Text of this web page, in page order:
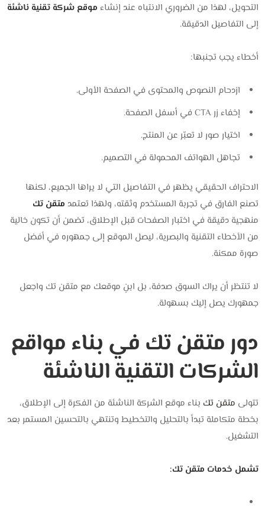
التحويل، لهذا من الضروري الانتباه عند إنشاء موقع شركة تقنية ناشئة
إلى التفاصيل الدقيقة.
أخطاء يجب تجنبها:
ازدحام النصوص والمحتوى في الصفحة الأولى.
إخفاء زر CTA في أسفل الصفحة.
اختيار صور لا تعبّر عن المنتج.
تجاهل الهواتف المحمولة في التصميم.
الاحتراف الحقيقي يظهر في التفاصيل التي لا يراها الجميع، لكنها
تصنع الفارق في تجربة المستخدم وثقته، ولهذا تعتمد متقن تك
منهجية دقيقة في اختبار الصفحات قبل الإطلاق، تضمن أن تكون خالية
من الأخطاء التقنية والبصرية، ليصل الموقع إلى جمهوره في أفضل
صورة ممكنة.
لا تنتظر أن يراك السوق صدفة، بل ابنِ موقعك مع متقن تك واجعل
جمهورك يصل إليك بسهولة.
دور متقن تك في بناء مواقع
الشركات التقنية الناشئة
تتولى متقن تك بناء موقع الشركة الناشئة من الفكرة إلى الإطلاق،
بخطة متكاملة تبدأ بالتحليل والتخطيط وتنتهي بالتحسين المستمر بعد
التشغيل.
تشمل خدمات متقن تك: